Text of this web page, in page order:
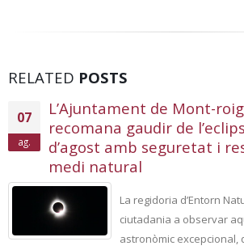
RELATED POSTS
07
ag.
L’Ajuntament de Mont-
recomana gaudir de
d’agost amb seguretat i
medi natural
La regidoria d’Entorn
ciutadania a observar
astronòmic excepcional,